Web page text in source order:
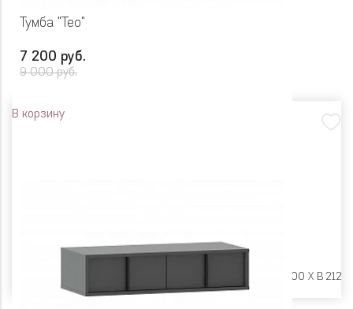
Тумба "Тео"
7 200 руб.
9 000 руб.
В корзину
Ш 1200 X Г 400 X В 212